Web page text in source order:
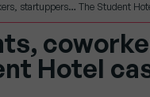
startuppers… The Student
Hotel